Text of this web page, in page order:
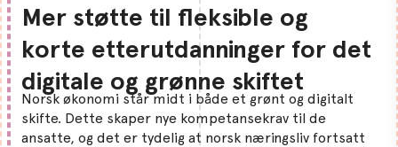
Mer støtte til fleksible og
korte etterutdanninger for det
digitale og grønne skiftet
Norsk økonomi står midt i både et grønt og digitalt
skifte. Dette skaper nye kompetansekrav til de
ansatte, og det er tydelig at norsk næringsliv fortsatt